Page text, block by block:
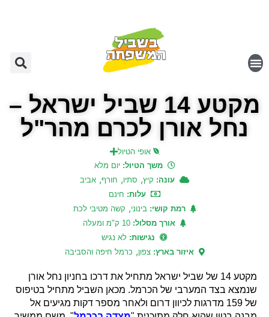
מקטע 14 שביל ישראל –
נחל אורן לכרם מהר"ל
אופי הטיול
משך הטיול:יום מלא
עונה: קיץ, סתיו, חורף, אביב
עלות: חינם
רמת קושי:בינוני, קשה מטיבי לכת
אורך מסלול: 10 ק"מ ומעלה
נגישות: לא נגיש
איזור בארץ:צפון, כרמל חיפה והסביבה
מקטע 14 של שביל ישראל מתחיל את דרכו בחניון נחל אורן
שנמצא בצד המערבי של הכרמל. מכאן השביל מתחיל בטיפוס
של 159 מדרגות לכיוון דרום ולאחר מספר דקות מגיעים אל